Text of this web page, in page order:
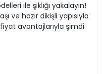
ile şıklığı yakalayın!
ve hazır dikişli yapısıyla
avantajlarıyla şimdi